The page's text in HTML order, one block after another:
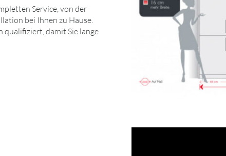
Service, von der
bei Ihnen zu Hause.
damit Sie lange